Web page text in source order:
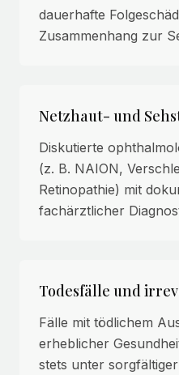
dauerhafte
Zusammenhang zur
Netzhaut- und
Diskutierte
(z. B. NAION,
Retinopathie) mit
fachärztlicher
Todesfälle und
Fälle mit tödlichem
erheblicher
stets unter